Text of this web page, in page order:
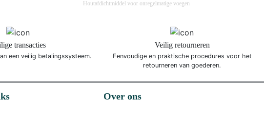
Houtafdichtmiddel voor onregelmatige voegen
transacties
een veilig betalingssysteem.
Veilig retourneren
Eenvoudige en praktische procedures voor het
retourneren van goederen.
Over ons